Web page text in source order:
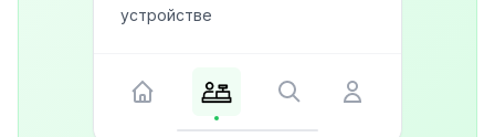
устройстве